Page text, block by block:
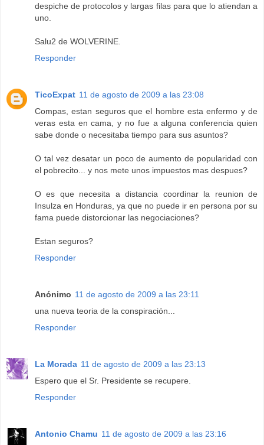
despiche de protocolos y largas filas para que lo atiendan a
uno.
Salu2 de WOLVERINE.
Responder
TicoExpat 11 de agosto de 2009 a las 23:08
Compas, estan seguros que el hombre esta enfermo y de
veras esta en cama, y no fue a alguna conferencia quien
sabe donde o necesitaba tiempo para sus asuntos?
O tal vez desatar un poco de aumento de popularidad con
el pobrecito... y nos mete unos impuestos mas despues?
O es que necesita a distancia coordinar la reunion de
Insulza en Honduras, ya que no puede ir en persona por su
fama puede distorcionar las negociaciones?
Estan seguros?
Responder
Anónimo 11 de agosto de 2009 a las 23:11
una nueva teoria de la conspiración...
Responder
La Morada 11 de agosto de 2009 a las 23:13
Espero que el Sr. Presidente se recupere.
Responder
Antonio Chamu 11 de agosto de 2009 a las 23:16